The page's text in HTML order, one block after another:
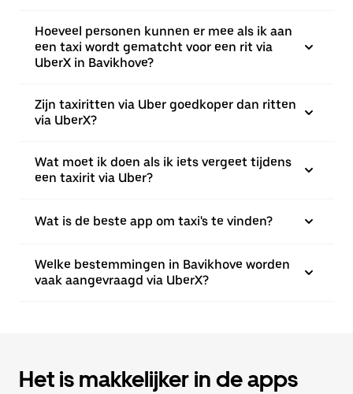
Hoeveel personen kunnen er mee als ik aan
een taxi wordt gematcht voor een rit via
UberX in Bavikhove?
Zijn taxiritten via Uber goedkoper dan ritten
via UberX?
Wat moet ik doen als ik iets vergeet tijdens
een taxirit via Uber?
Wat is de beste app om taxi's te vinden?
Welke bestemmingen in Bavikhove worden
vaak aangevraagd via UberX?
Het is makkelijker in de apps